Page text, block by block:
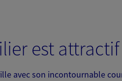
est attractif
avec son incontournable